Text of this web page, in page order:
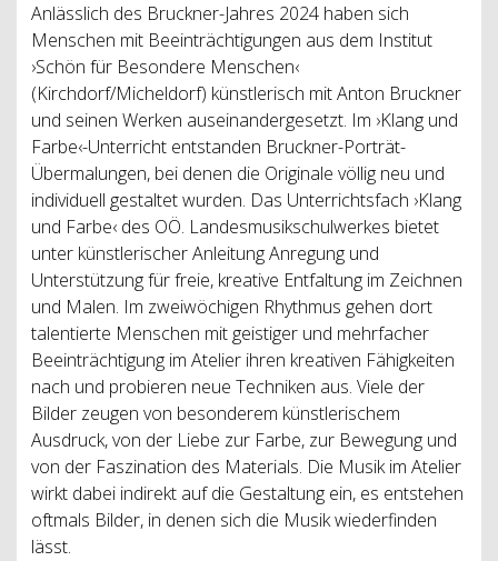
Anlässlich des Bruckner-Jahres 2024 haben sich
Menschen mit Beeinträchtigungen aus dem Institut
›Schön für Besondere Menschen‹
(Kirchdorf/Micheldorf) künstlerisch mit Anton Bruckner
und seinen Werken auseinandergesetzt. Im ›Klang und
Farbe‹-Unterricht entstanden Bruckner-Porträt-
Übermalungen, bei denen die Originale völlig neu und
individuell gestaltet wurden. Das Unterrichtsfach ›Klang
und Farbe‹ des OÖ. Landesmusikschulwerkes bietet
unter künstlerischer Anleitung Anregung und
Unterstützung für freie, kreative Entfaltung im Zeichnen
und Malen. Im zweiwöchigen Rhythmus gehen dort
talentierte Menschen mit geistiger und mehrfacher
Beeinträchtigung im Atelier ihren kreativen Fähigkeiten
nach und probieren neue Techniken aus. Viele der
Bilder zeugen von besonderem künstlerischem
Ausdruck, von der Liebe zur Farbe, zur Bewegung und
von der Faszination des Materials. Die Musik im Atelier
wirkt dabei indirekt auf die Gestaltung ein, es entstehen
oftmals Bilder, in denen sich die Musik wiederfinden
lässt.